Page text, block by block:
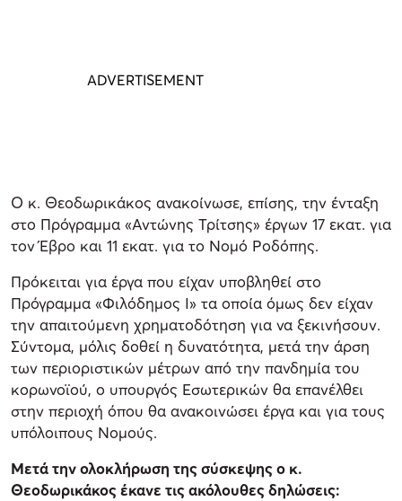
Ο κ. Θεοδωρικάκος ανακοίνωσε, επίσης, την ένταξη
στο Πρόγραμμα «Αντώνης Τρίτσης» έργων 17 εκατ. για
τον Έβρο και 11 εκατ. για το Νομό Ροδόπης.
Πρόκειται για έργα που είχαν υποβληθεί στο
Πρόγραμμα «Φιλόδημος Ι» τα οποία όμως δεν είχαν
την απαιτούμενη χρηματοδότηση για να ξεκινήσουν.
Σύντομα, μόλις δοθεί η δυνατότητα, μετά την άρση
των περιοριστικών μέτρων από την πανδημία του
κορωνοϊού, ο υπουργός Εσωτερικών θα επανέλθει
στην περιοχή όπου θα ανακοινώσει έργα και για τους
υπόλοιπους Νομούς.
Μετά την ολοκλήρωση της σύσκεψης ο κ.
Θεοδωρικάκος έκανε τις ακόλουθες δηλώσεις: